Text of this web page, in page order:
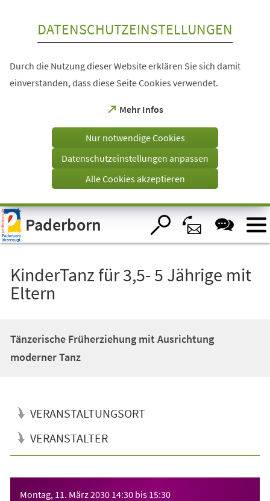
Visuelle
Assistenzsoftware
öffnen.
DATENSCHUTZEINSTELLUNGEN
Durch die Nutzung dieser Website erklären Sie sich damit
einverstanden, dass diese Seite Cookies verwendet.
Mehr Infos
(Öffnet
einem
Tab)
Nur notwendige Cookies
Datenschutzeinstellungen anpassen
Alle Cookies akzeptieren
Paderborn
KinderTanz für 3,5- 5 Jährige mit
Eltern
Tänzerische Früherziehung mit Ausrichtung
moderner Tanz
VERANSTALTUNGSORT
VERANSTALTER
Montag, 11. März 2030 14:30 bis 15:30